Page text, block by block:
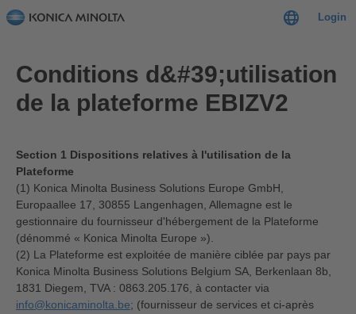
Login
Conditions d&#39;utilisation
de la plateforme EBIZV2
Section 1 Dispositions relatives à l'utilisation de la
Plateforme
(1) Konica Minolta Business Solutions Europe GmbH,
Europaallee 17, 30855 Langenhagen, Allemagne est le
gestionnaire du fournisseur d'hébergement de la Plateforme
(dénommé « Konica Minolta Europe »).
(2) La Plateforme est exploitée de manière ciblée par pays par
Konica Minolta Business Solutions Belgium SA, Berkenlaan 8b,
1831 Diegem, TVA : 0863.205.176, à contacter via
info@konicaminolta.be; (fournisseur de services et ci-après